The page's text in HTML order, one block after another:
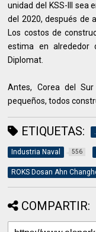
unidad del KSS-III sea
del 2020, después de
Los costos de
estima en alrededor
Diplomat.
Antes, Corea del
pequeños, todos
ETIQUETAS:
Industria Naval 556
ROKS Dosan Ahn
COMPARTIR: